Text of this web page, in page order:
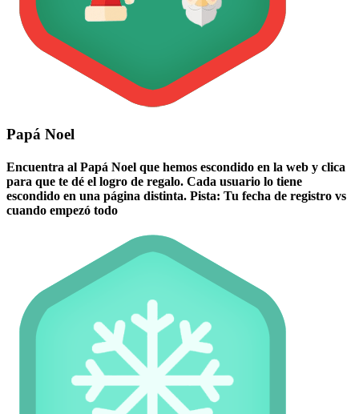
Papá Noel
Encuentra al Papá Noel que hemos escondido en la web y clica
para que te dé el logro de regalo. Cada usuario lo tiene
escondido en una página distinta. Pista: Tu fecha de registro vs
cuando empezó todo